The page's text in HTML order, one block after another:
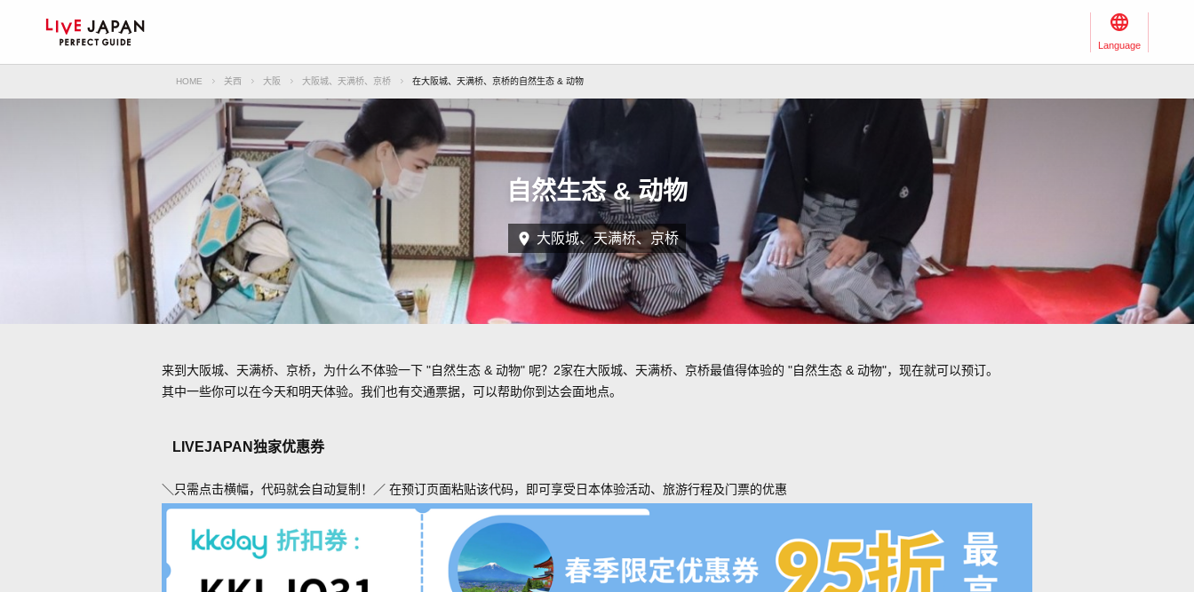
Language
HOME 关西 大阪 大阪城、天满桥、京桥 在大阪城、天满桥、京桥的自然生态 & 动物
自然生态 & 动物
大阪城、天满桥、京桥
来到大阪城、天满桥、京桥，为什么不体验一下 "自然生态 & 动物" 呢？2家在大阪城、天满桥、京桥最值得体验的 "自然生态 & 动物"，现在就可以预订。
其中一些你可以在今天和明天体验。我们也有交通票据，可以帮助你到达会面地点。
LIVEJAPAN独家优惠券
＼只需点击横幅，代码就会自动复制！／ 在预订页面粘贴该代码，即可享受日本体验活动、旅游行程及门票的优惠